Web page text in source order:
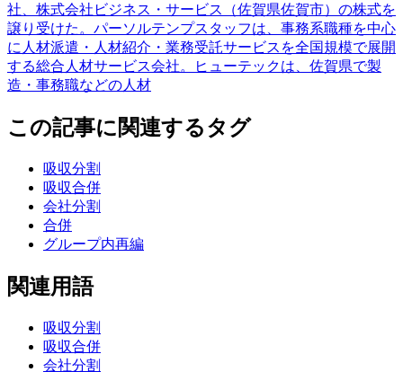
社、株式会社ビジネス・サービス（佐賀県佐賀市）の株式を
譲り受けた。パーソルテンプスタッフは、事務系職種を中心
に人材派遣・人材紹介・業務受託サービスを全国規模で展開
する総合人材サービス会社。ヒューテックは、佐賀県で製
造・事務職などの人材
この記事に関連するタグ
吸収分割
吸収合併
会社分割
合併
グループ内再編
関連用語
吸収分割
吸収合併
会社分割